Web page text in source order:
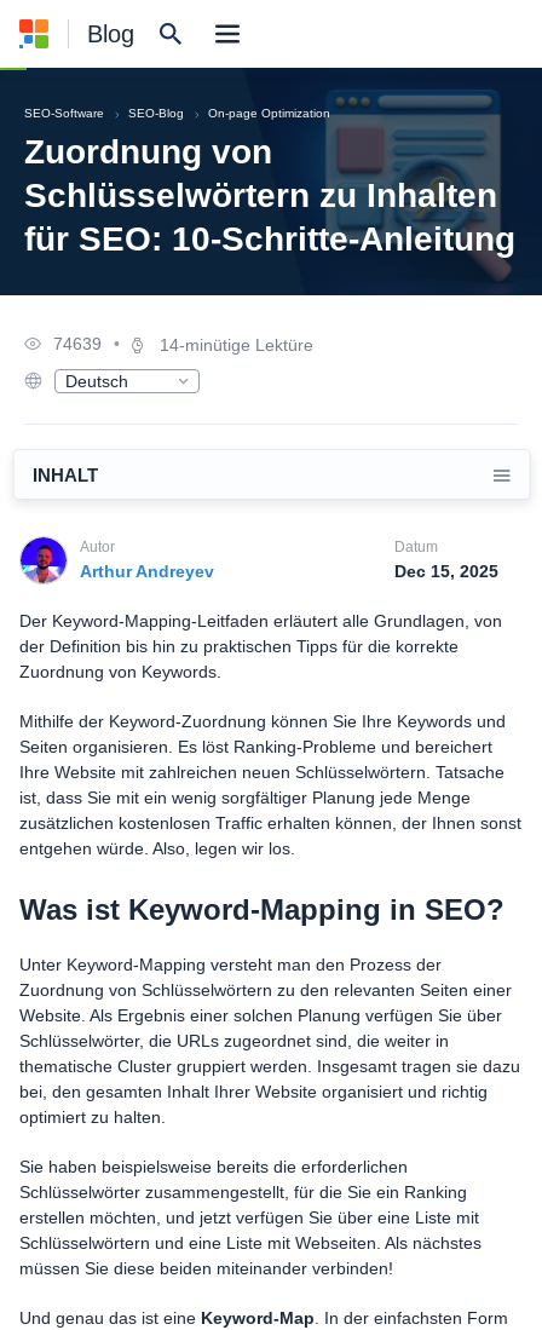
Blog
SEO-Software SEO-Blog On-page Optimization
Zuordnung von
Schlüsselwörtern zu Inhalten
für SEO: 10-Schritte-Anleitung
74639 •
14-minütige Lektüre
Deutsch
Español
Français
한국어
Português
Autor
Arthur Andreyev
Datum
Dec 15, 2025
Der Keyword-Mapping-Leitfaden erläutert alle Grundlagen, von
der Definition bis hin zu praktischen Tipps für die korrekte
Zuordnung von Keywords.
Mithilfe der Keyword-Zuordnung können Sie Ihre Keywords und
Seiten organisieren. Es löst Ranking-Probleme und bereichert
Ihre Website mit zahlreichen neuen Schlüsselwörtern. Tatsache
ist, dass Sie mit ein wenig sorgfältiger Planung jede Menge
zusätzlichen kostenlosen Traffic erhalten können, der Ihnen sonst
entgehen würde. Also, legen wir los.
INHALT
Was ist Keyword-Mapping in SEO?
Unter Keyword-Mapping versteht man den Prozess der
Zuordnung von Schlüsselwörtern zu den relevanten Seiten einer
Website. Als Ergebnis einer solchen Planung verfügen Sie über
Schlüsselwörter, die URLs zugeordnet sind, die weiter in
thematische Cluster gruppiert werden. Insgesamt tragen sie dazu
bei, den gesamten Inhalt Ihrer Website organisiert und richtig
optimiert zu halten.
Sie haben beispielsweise bereits die erforderlichen
Schlüsselwörter zusammengestellt, für die Sie ein Ranking
erstellen möchten, und jetzt verfügen Sie über eine Liste mit
Schlüsselwörtern und eine Liste mit Webseiten. Als nächstes
müssen Sie diese beiden miteinander verbinden!
Und genau das ist eine Keyword-Map. In der einfachsten Form